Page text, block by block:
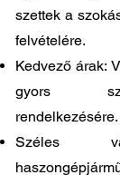
szettek a
felvételére.
Kedvező árak:
gyors
rendelkezésére.
Széles